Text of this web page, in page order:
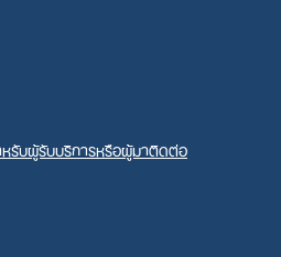
รับผู้รับบริการหรือผู้มาติดต่อ